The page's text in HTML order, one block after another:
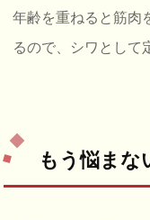
年齢を重ねると筋肉
るので、シワとして
もう悩まな